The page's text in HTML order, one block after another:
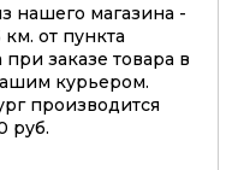
нашего магазина -
от пункта
заказе товара в
курьером.
производится
руб.